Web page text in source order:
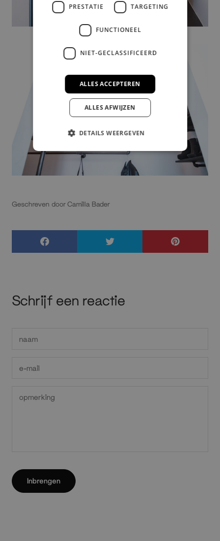
Geschreven door Camilla Bader
Schrijf een reactie
Inbrengen
PRESTATIE TARGETING
FUNCTIONEEL
NIET-GECLASSIFICEERD
ALLES ACCEPTEREN
ALLES AFWIJZEN
DETAILS WEERGEVEN